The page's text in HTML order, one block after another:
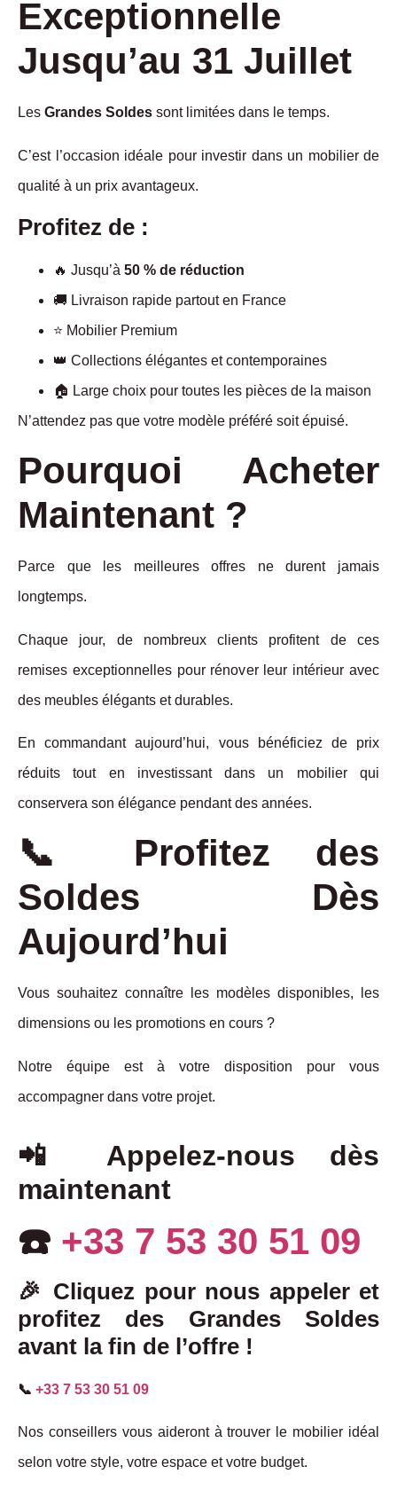
Exceptionnelle
Jusqu’au 31 Juillet
Les Grandes Soldes sont limitées dans le temps.
C’est l’occasion idéale pour investir dans un mobilier de
qualité à un prix avantageux.
Profitez de :
🔥 Jusqu’à 50 % de réduction
🚚 Livraison rapide partout en France
⭐ Mobilier Premium
👑 Collections élégantes et contemporaines
🏠 Large choix pour toutes les pièces de la maison
N’attendez pas que votre modèle préféré soit épuisé.
Pourquoi Acheter
Maintenant ?
Parce que les meilleures offres ne durent jamais
longtemps.
Chaque jour, de nombreux clients profitent de ces
remises exceptionnelles pour rénover leur intérieur avec
des meubles élégants et durables.
En commandant aujourd’hui, vous bénéficiez de prix
réduits tout en investissant dans un mobilier qui
conservera son élégance pendant des années.
📞 Profitez des
Soldes Dès
Aujourd’hui
Vous souhaitez connaître les modèles disponibles, les
dimensions ou les promotions en cours ?
Notre équipe est à votre disposition pour vous
accompagner dans votre projet.
📲 Appelez-nous dès
maintenant
☎️ +33 7 53 30 51 09
🎉 Cliquez pour nous appeler et
profitez des Grandes Soldes
avant la fin de l’offre !
📞 +33 7 53 30 51 09
Nos conseillers vous aideront à trouver le mobilier idéal
selon votre style, votre espace et votre budget.